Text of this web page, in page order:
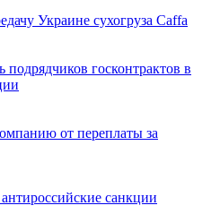
Украине сухогруза Caffa
госконтрактов в
от переплаты за
санкции